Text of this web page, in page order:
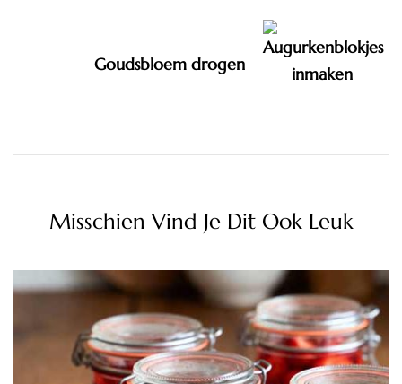
Goudsbloem drogen
Misschien Vind Je Dit Ook Leuk